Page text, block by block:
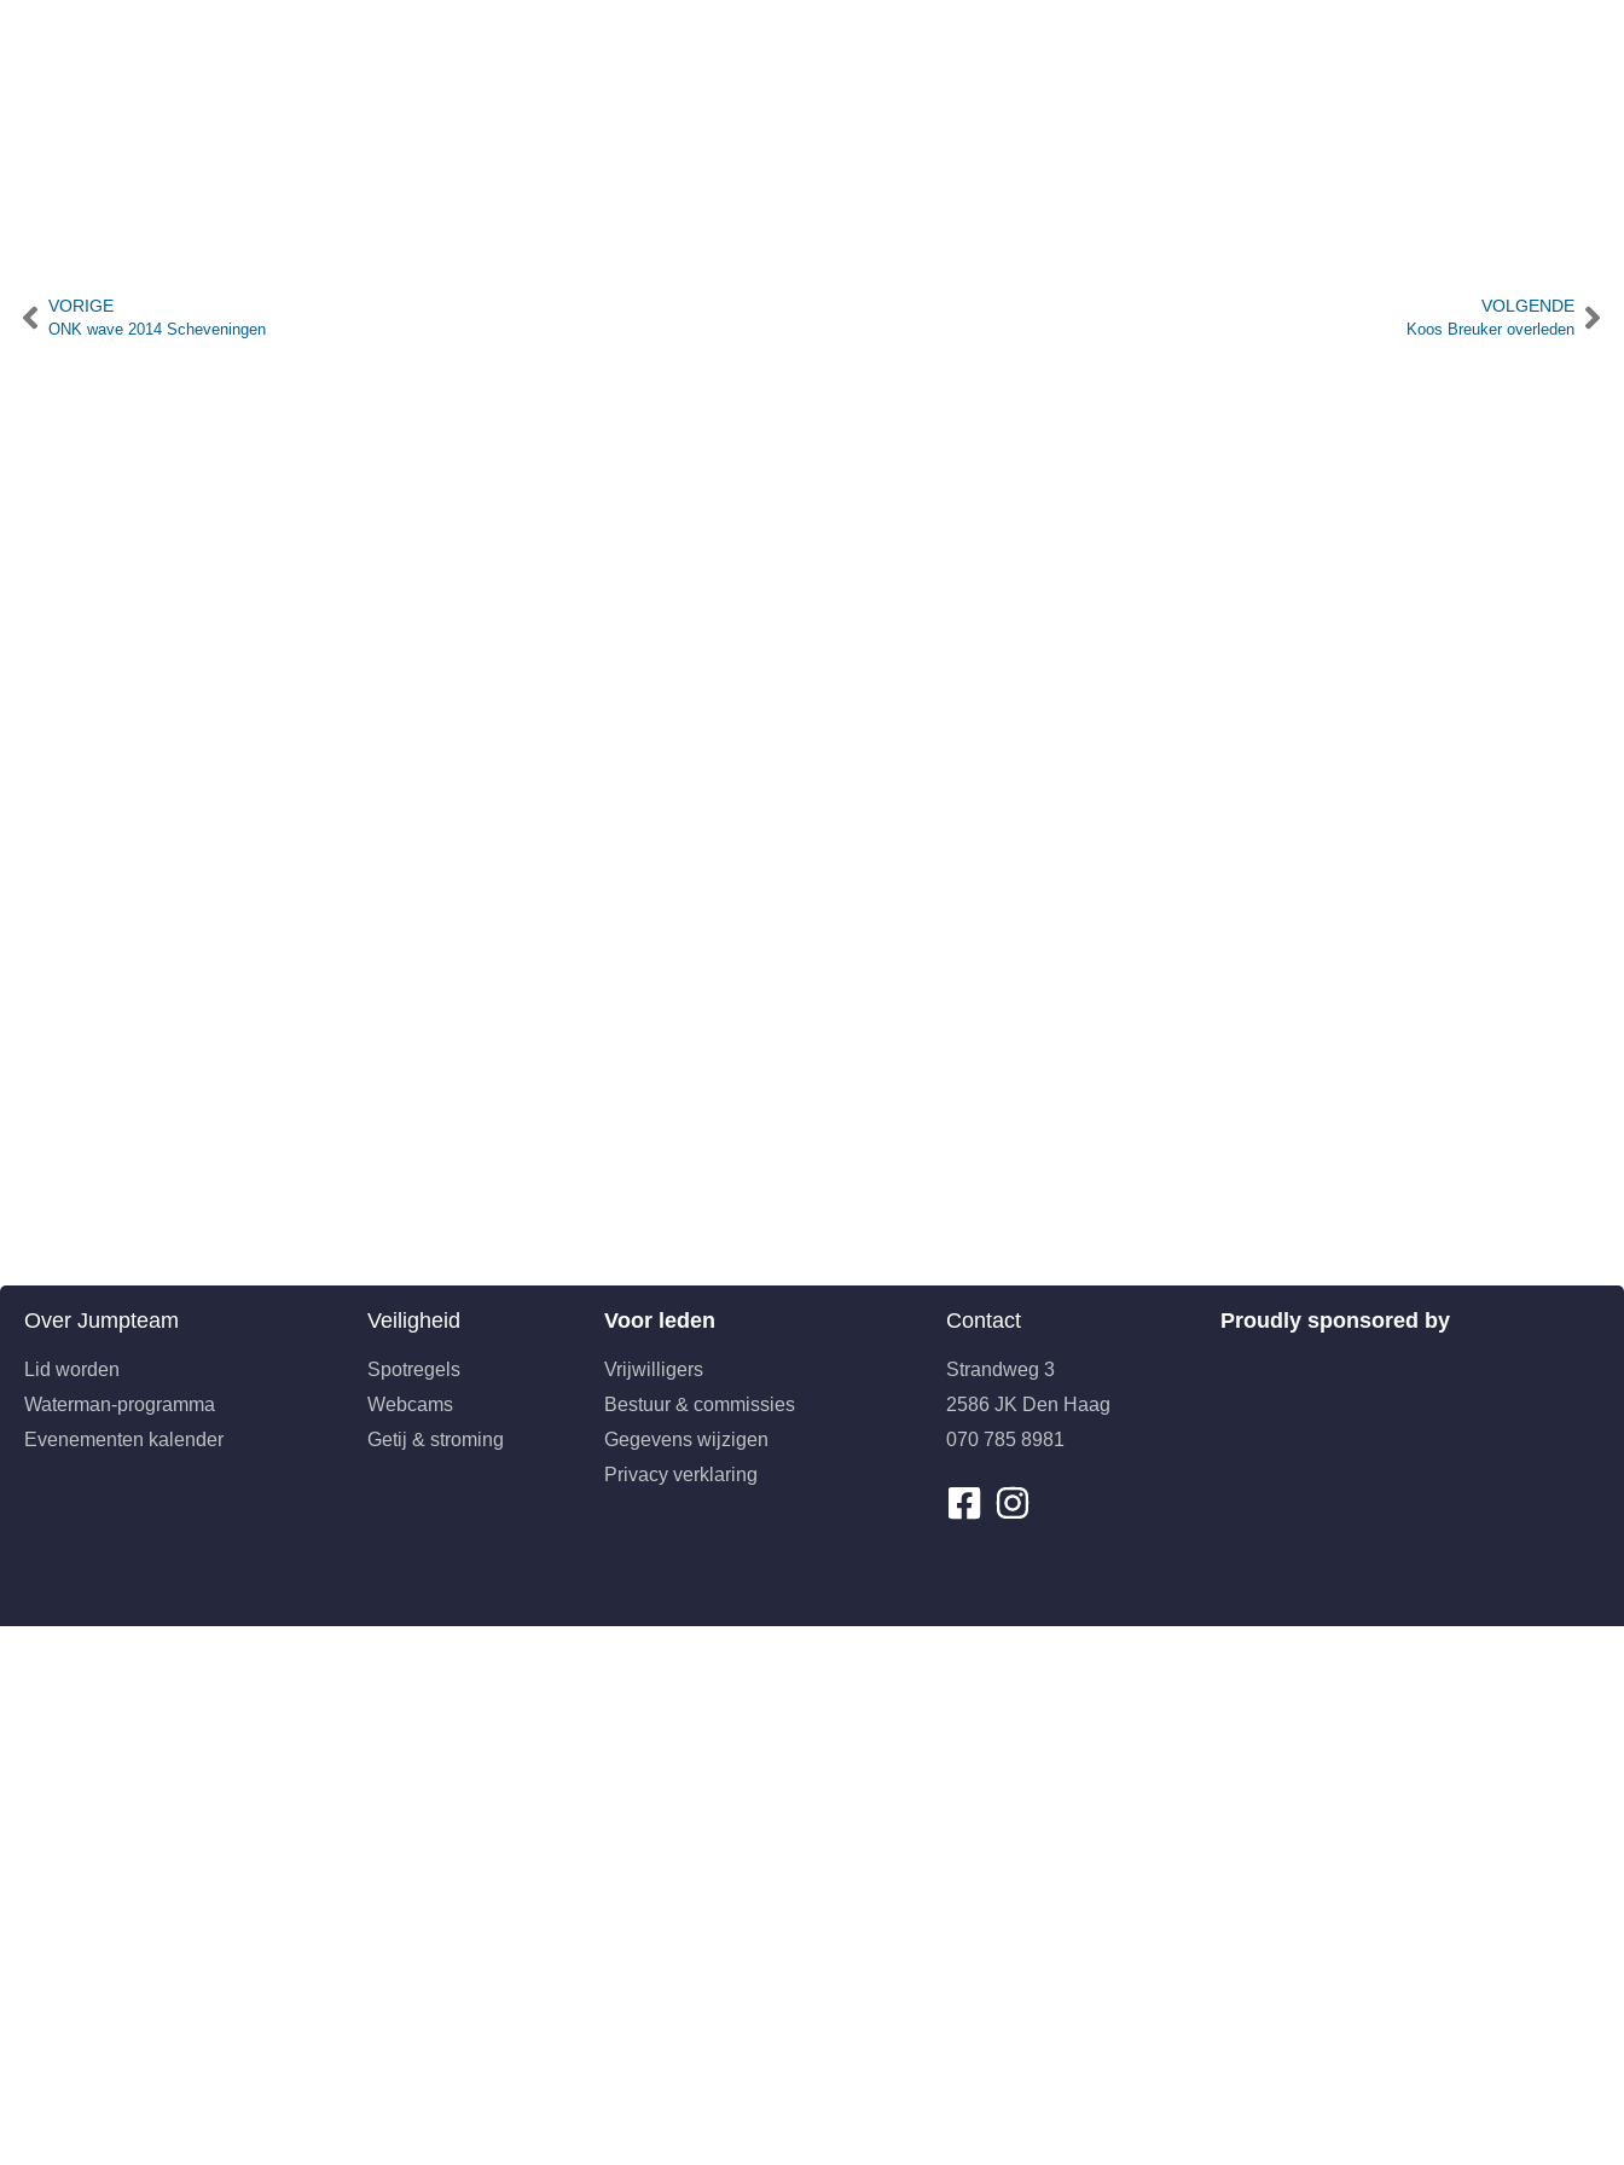
VORIGE
ONK wave 2014 Scheveningen
VOLGENDE
Koos Breuker overleden
Over Jumpteam
Lid worden
Waterman-programma
Evenementen kalender
Veiligheid
Spotregels
Webcams
Getij & stroming
Voor leden
Vrijwilligers
Bestuur & commissies
Gegevens wijzigen
Privacy verklaring
Contact
Strandweg 3
2586 JK Den Haag
070 785 8981
Proudly sponsored by